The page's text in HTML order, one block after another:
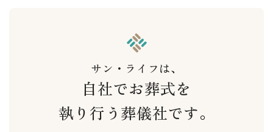
サン・ライフは、
自社でお葬式を
執り行う葬儀社です。